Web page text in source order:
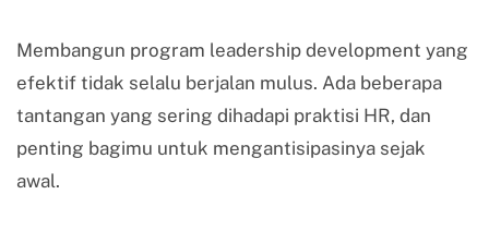
Membangun program leadership development yang
efektif tidak selalu berjalan mulus. Ada beberapa
tantangan yang sering dihadapi praktisi HR, dan
penting bagimu untuk mengantisipasinya sejak
awal.